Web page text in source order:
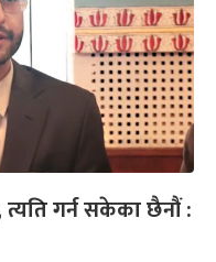
त्यति गर्न सकेका छैनौं :